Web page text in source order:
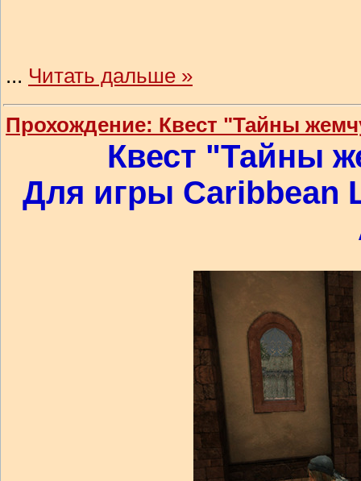
... Читать дальше »
Прохождение: Квест "Тайны
Квест "Тайны
Для игры Caribbean